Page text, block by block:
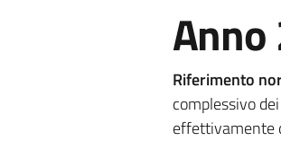
Riferimento
complessivo
effettivamente